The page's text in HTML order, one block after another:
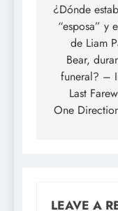
¿Dónde
“esposa” y
de Liam
Bear,
funeral? –
Last
One
LEAVE A